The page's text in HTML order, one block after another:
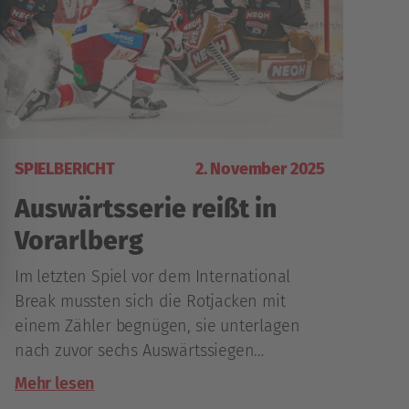
SPIELBERICHT 2. November 2025
Auswärtsserie reißt in
Vorarlberg
Im letzten Spiel vor dem International
Break mussten sich die Rotjacken mit
einem Zähler begnügen, sie unterlagen
nach zuvor sechs Auswärtssiegen
hintereinander bei den Pioneers
Mehr lesen